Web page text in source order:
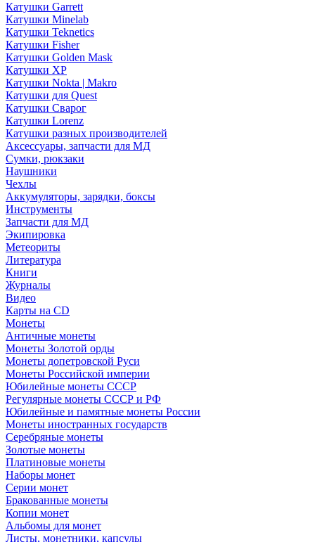
Катушки Garrett
Катушки Minelab
Катушки Teknetics
Катушки Fisher
Катушки Golden Mask
Катушки XP
Катушки Nokta | Makro
Катушки для Quest
Катушки Сварог
Катушки Lorenz
Катушки разных производителей
Аксессуары, запчасти для МД
Сумки, рюкзаки
Наушники
Чехлы
Аккумуляторы, зарядки, боксы
Инструменты
Запчасти для МД
Экипировка
Метеориты
Литература
Книги
Журналы
Видео
Карты на CD
Монеты
Античные монеты
Монеты Золотой орды
Монеты допетровской Руси
Монеты Российской империи
Юбилейные монеты СССР
Регулярные монеты СССР и РФ
Юбилейные и памятные монеты России
Монеты иностранных государств
Серебряные монеты
Золотые монеты
Платиновые монеты
Наборы монет
Серии монет
Бракованные монеты
Копии монет
Альбомы для монет
Листы, монетники, капсулы